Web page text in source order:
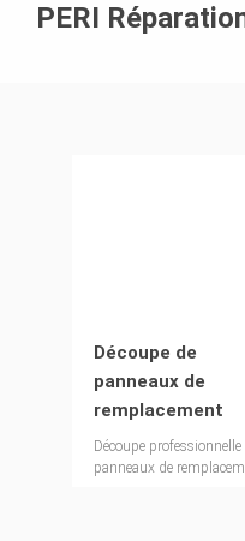
PERI
Découpe de
panneaux de
remplacement
Découpe professionnelle
panneaux de